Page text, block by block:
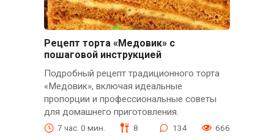
Рецепт торта «Медовик» с
пошаговой инструкцией
Подробный рецепт традиционного торта
«Медовик», включая идеальные
пропорции и профессиональные советы
для домашнего приготовления.
7 час. 0 мин. 8 134 666